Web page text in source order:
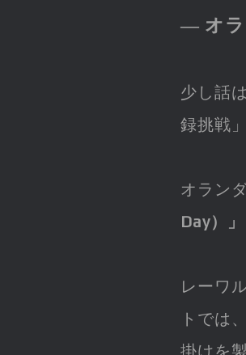
― オラ
少し話
録挑戦
オラン
Day）」
レーワ
トでは
掛けを